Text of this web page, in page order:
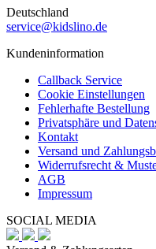
Deutschland
service@kidslino.de
Kundeninformation
Callback Service
Cookie Einstellungen
Fehlerhafte Bestellung
Privatsphäre und
Kontakt
Versand und
Widerrufsrecht &
AGB
Impressum
SOCIAL MEDIA